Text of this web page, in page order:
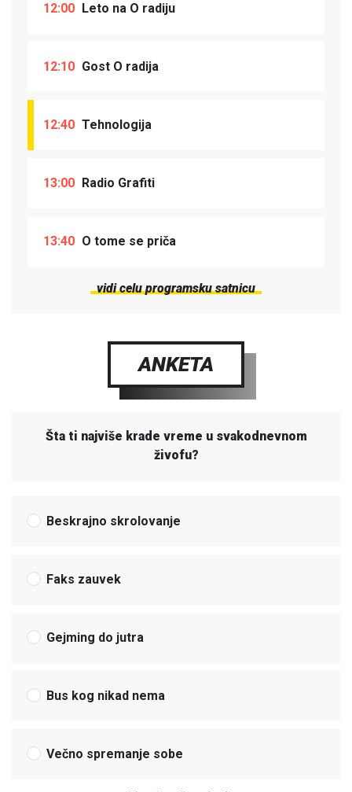
12:00 Leto na O radiju
12:10 Gost O radija
12:40 Tehnologija
13:00 Radio Grafiti
13:40 O tome se priča
vidi celu programsku satnicu
ANKETA
Šta ti najviše krade vreme u svakodnevnom
živofu?
Beskrajno skrolovanje
Faks zauvek
Gejming do jutra
Bus kog nikad nema
Večno spremanje sobe